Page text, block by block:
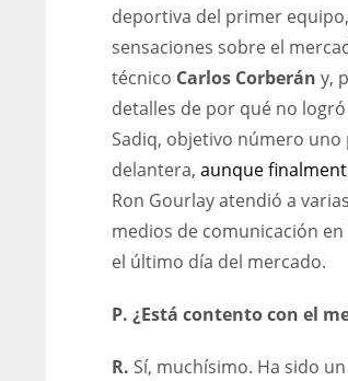
deportiva del primer
sensaciones sobre el
técnico Carlos Corberán y,
detalles de por qué no
Sadiq, objetivo número uno
delantera, aunque
Ron Gourlay atendió a
medios de comunicación
el último día del mercado.
P. ¿Está contento con el
R. Sí, muchísimo. Ha sido